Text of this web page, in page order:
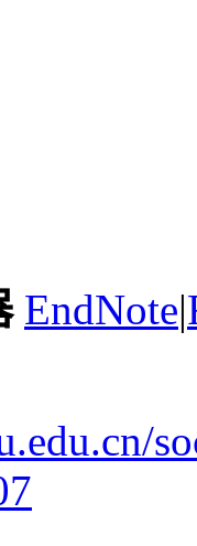
EndNote|